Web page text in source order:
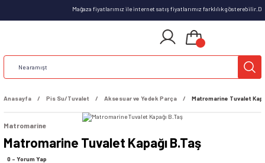
Mağaza fiyatlarımız ile internet satış fiyatlarımız farklılık
Anasayfa Pis Su/Tuvalet Aksesuar ve Yedek Parça Matromarine Tuvalet
Matromarine
Matromarine Tuvalet Kapağı B.Taş
0 - Yorum Yap